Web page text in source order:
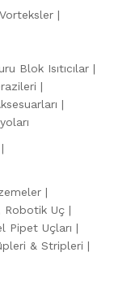
Blok Isıtıcılar
Robotik Uç
Pipet Uçları
& Stripleri